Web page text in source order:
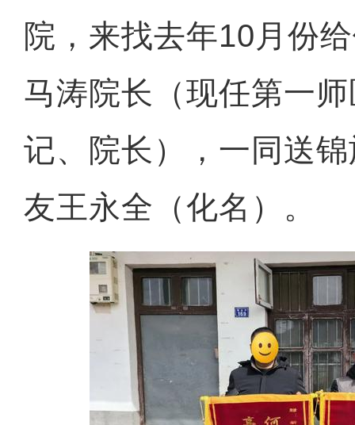
院，来找去年10月份
马涛院长（现任第一
记、院长），一同送
友王永全（化名）。